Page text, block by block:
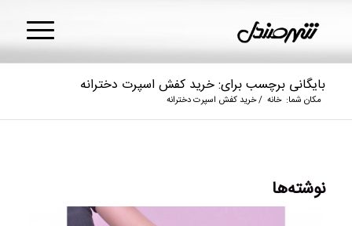
بایگانی برچسب برای: خرید کفش اسپرت دخترانه
مکان شما: خانه /خرید کفش اسپرت دخترانه
نوشته‌ها